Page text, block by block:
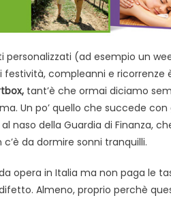
(ad esempio un
compleanni e
tant’è che ormai diciamo
Un po’ quello che succede
naso della Guardia di Finanza,
da dormire sonni tranquilli.
opera in Italia ma non paga le
Almeno, proprio perchè